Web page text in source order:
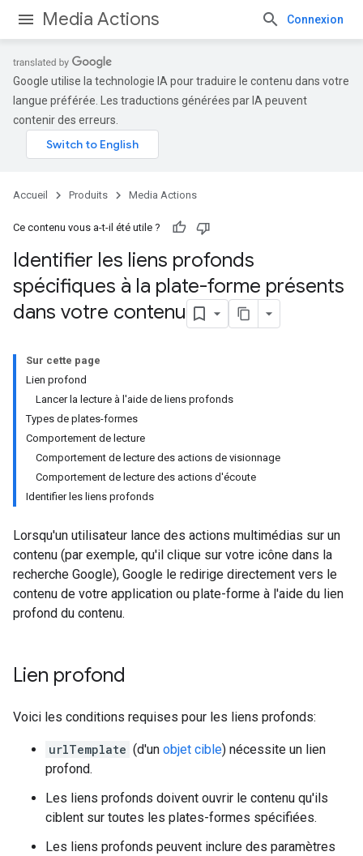
Media Actions Connexion
Google utilise la technologie IA pour traduire le contenu dans votre
langue préférée. Les traductions générées par IA peuvent
contenir des erreurs.
Accueil Produits Media Actions
Ce contenu vous a-t-il été utile ?
Identifier les liens profonds
spécifiques à la plate-forme présents
dans votre contenu
Sur cette page
Lien profond
Lancer la lecture à l'aide de liens profonds
Types de plates-formes
Comportement de lecture
Comportement de lecture des actions de visionnage
Comportement de lecture des actions d'écoute
Identifier les liens profonds
Lorsqu'un utilisateur lance des actions multimédias sur un
contenu (par exemple, qu'il clique sur votre icône dans la
recherche Google), Google le redirige directement vers le
contenu de votre application ou plate-forme à l'aide du lien
profond du contenu.
Lien profond
Voici les conditions requises pour les liens profonds:
urlTemplate (d'un objet cible) nécessite un lien
profond.
Les liens profonds doivent ouvrir le contenu qu'ils
ciblent sur toutes les plates-formes spécifiées.
Les liens profonds peuvent inclure des paramètres